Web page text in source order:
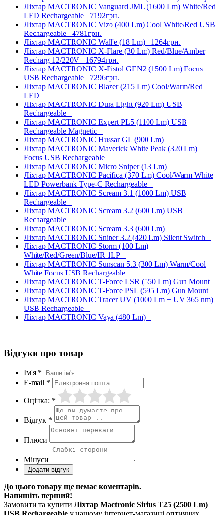
Ліхтар MACTRONIC Vanguard JML (1600 Lm) White/Red
LED Rechargeable 7192грн.
Ліхтар MACTRONIC Vizo (400 Lm) Cool White/Red USB
Rechargeable 4781грн.
Ліхтар MACTRONIC Wall'e (18 Lm) 1264грн.
Ліхтар MACTRONIC X-Flare (30 Lm) Red/Blue/Amber
Recharg 12/220V 16794грн.
Ліхтар MACTRONIC X-Pistol GEN2 (1500 Lm) Focus
USB Rechargeable 7296грн.
Ліхтар MACTRONIC Blazer (215 Lm) Cool/Warm/Red
LED
Ліхтар MACTRONIC Dura Light (920 Lm) USB
Rechargeable
Ліхтар MACTRONIC Expert PL5 (1100 Lm) USB
Rechargeable Magnetic
Ліхтар MACTRONIC Hussar GL (900 Lm)
Ліхтар MACTRONIC Maverick White Peak (320 Lm)
Focus USB Rechargeable
Ліхтар MACTRONIC Micro Sniper (13 Lm)
Ліхтар MACTRONIC Pacifica (370 Lm) Cool/Warm White
LED Powerbank Type-C Rechargeable
Ліхтар MACTRONIC Scream 3.1 (1000 Lm) USB
Rechargeable
Ліхтар MACTRONIC Scream 3.2 (600 Lm) USB
Rechargeable
Ліхтар MACTRONIC Scream 3.3 (600 Lm)
Ліхтар MACTRONIC Sniper 3.2 (420 Lm) Silent Switch
Ліхтар MACTRONIC Storm (100 Lm)
White/Red/Green/Blue/IR 1LP
Ліхтар MACTRONIC Sunscan 5.3 (300 Lm) Warm/Cool
White Focus USB Rechargeable
Ліхтар MACTRONIC T-Force LSR (550 Lm) Gun Mount
Ліхтар MACTRONIC T-Force PSL (595 Lm) Gun Mount
Ліхтар MACTRONIC Tracer UV (1000 Lm + UV 365 nm)
USB Rechargeable
Ліхтар MACTRONIC Vaya (480 Lm)
Відгуки про товар
Ім'я *
E-mail *
Оцінка: *
Відгук *
Плюси
Мінуси
До цього товару ще немає коментарів.
Напишіть перший!
Замовити та купити Ліхтар Mactronic Sirius T25 (2500 Lm)